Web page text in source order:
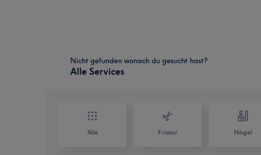
Nicht gefunden wonach du gesucht hast?
Alle Services
Alle Friseur Nägel